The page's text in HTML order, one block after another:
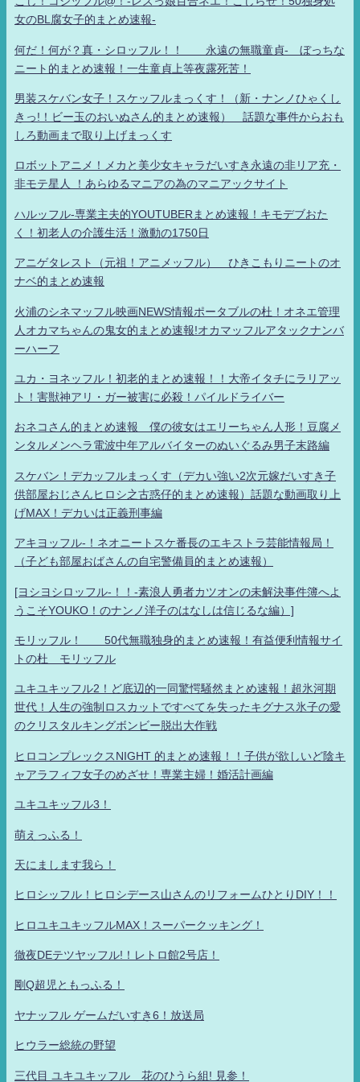
女のBL腐女子的まとめ速報-
何だ！何が？真・シロッフル！！ 永遠の無職童貞- ぼっちな
ニート的まとめ速報！一生童貞上等夜露死苦！
男装スケバン女子！スケッフルまっくす！（新・ナンノひゃくし
きっ!！ビー玉のおいぬさん的まとめ速報） 話題な事件からおも
しろ動画まで取り上げまっくす
ロボットアニメ！メカと美少女キャラだいすき永遠の非リア充・
非モテ星人 ！あらゆるマニアの為のマニアックサイト
ハルッフル-専業主夫的YOUTUBERまとめ速報！キモデブおた
く！初老人の介護生活！激動の1750日
アニゲタレスト（元祖！アニメッフル） ひきこもりニートのオ
ナベ的まとめ速報
火浦のシネマッフル映画NEWS情報ポータブルの杜！オネエ管理
人オカマちゃんの鬼女的まとめ速報!オカマッフルアタックナンバ
ーハーフ
ユカ・ヨネッフル！初老的まとめ速報！！大帝イタチにラリアッ
ト！害獣神アリ・ガー被害に必殺！パイルドライバー
おネコさん的まとめ速報 僕の彼女はエリーちゃん人形！豆腐メ
ンタルメンヘラ電波中年アルバイターのぬいぐるみ男子末路編
スケバン！デカッフルまっくす（デカい強い2次元嫁だいすき子
供部屋おじさんヒロシ之古惑仔的まとめ速報）話題な動画取り上
げMAX！デカいは正義刑事編
アキヨッフル-！ネオニートスケ番長のエキストラ芸能情報局！
（子ども部屋おばさんの自宅警備員的まとめ速報）
[ヨシヨシロッフル-！！-素浪人勇者カツオンの未解決事件簿へよ
うこそYOUKO！のナンノ洋子のはなしは信じるな編）]
モリッフル！ 50代無職独身的まとめ速報！有益便利情報サイ
トの杜 モリッフル
ユキユキッフル2！ど底辺的一同驚愕騒然まとめ速報！超氷河期
世代！人生の強制ロスカットですべてを失ったキグナス氷子の愛
のクリスタルキングボンビー脱出大作戦
ヒロコンプレックスNIGHT 的まとめ速報！！子供が欲しいど陰キ
ャアラフィフ女子のめざせ！専業主婦！婚活計画編
ユキユキッフル3！
萌えっふる！
天にまします我ら！
ヒロシッフル！ヒロシデース山さんのリフォームひとりDIY！！
ヒロユキユキッフルMAX！スーパークッキング！
徹夜DEテツヤッフル!！レトロ館2号店！
剛Q超児ともっふる！
ヤナッフル ゲームだいすき6！放送局
ヒウラー総統の野望
三代目 ユキユキッフル 花のひうら組! 見参！